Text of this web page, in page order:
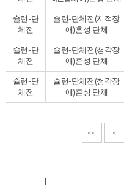
슐런-단
체전
슐런-단체전(지적장
애)혼성 단체
슐런-단
체전
슐런-단체전(청각장
애)혼성 단체
슐런-단
체전
슐런-단체전(청각장
애)혼성 단체
<< <